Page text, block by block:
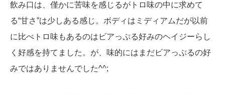
飲み口は、僅かに苦味を感じるがトロ味の中に求めて
る“甘さ”は少しある感じ。ボディはミディアムだが以前
に比べトロ味もあるのはビアっぷる好みのヘイジーらし
く好感を持てました。が、味的にはまだビアっぷるの好
みではありませんでした^^;